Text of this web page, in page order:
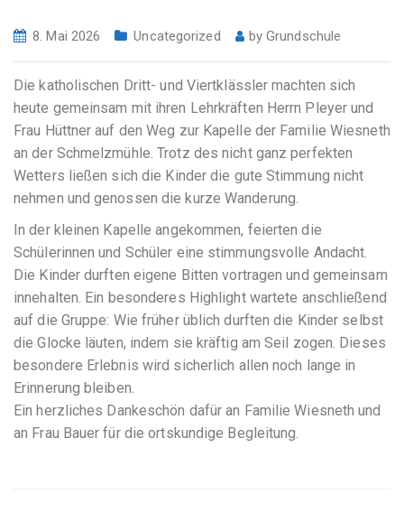
8. Mai 2026 Uncategorized byGrundschule
Die katholischen Dritt- und Viertklässler machten sich
heute gemeinsam mit ihren Lehrkräften Herrn Pleyer und
Frau Hüttner auf den Weg zur Kapelle der Familie Wiesneth
an der Schmelzmühle. Trotz des nicht ganz perfekten
Wetters ließen sich die Kinder die gute Stimmung nicht
nehmen und genossen die kurze Wanderung.
In der kleinen Kapelle angekommen, feierten die
Schülerinnen und Schüler eine stimmungsvolle Andacht.
Die Kinder durften eigene Bitten vortragen und gemeinsam
innehalten. Ein besonderes Highlight wartete anschließend
auf die Gruppe: Wie früher üblich durften die Kinder selbst
die Glocke läuten, indem sie kräftig am Seil zogen. Dieses
besondere Erlebnis wird sicherlich allen noch lange in
Erinnerung bleiben.
Ein herzliches Dankeschön dafür an Familie Wiesneth und
an Frau Bauer für die ortskundige Begleitung.